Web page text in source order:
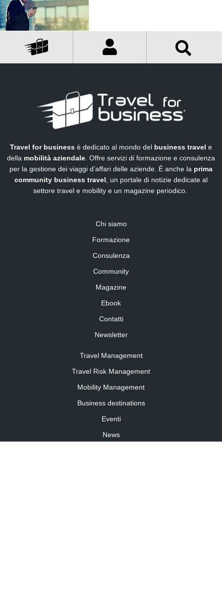
Travel for business è dedicato al mondo del business travel e
della mobilità aziendale. Offre servizi di formazione e consulenza
per la gestione dei viaggi d’affari delle aziende. È anche la prima
community business travel, un portale di notizie dedicate al
settore travel e mobility e un magazine periodico.
Chi siamo
Formazione
Consulenza
Community
Magazine
Ebook
Contatti
Newsletter
Travel Management
Travel Risk Management
Mobility Management
Business destinations
Eventi
News